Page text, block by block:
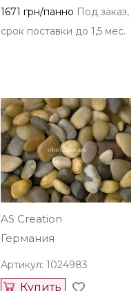
1671 грн/панно Под заказ,
срок поставки до 1,5 мес.
AS Creation
Германия
Артикул: 1024983
Купить